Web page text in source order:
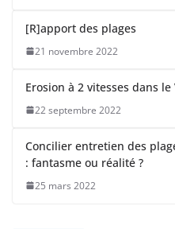
[R]apport des plages
21 novembre 2022
Erosion à 2 vitesses dans le
22 septembre 2022
Concilier entretien des
: fantasme ou réalité ?
25 mars 2022